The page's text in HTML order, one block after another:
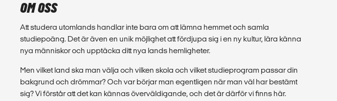
OM OSS
Att studera utomlands handlar inte bara om att lämna hemmet och samla
studiepoäng. Det är även en unik möjlighet att fördjupa sig i en ny kultur, lära känna
nya människor och upptäcka ditt nya lands hemligheter.
Men vilket land ska man välja och vilken skola och vilket studieprogram passar din
bakgrund och drömmar? Och var börjar man egentligen när man väl har bestämt
sig? Vi förstår att det kan kännas överväldigande, och det är därför vi finns här.